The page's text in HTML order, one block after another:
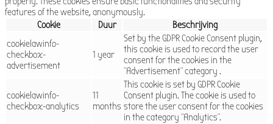
features of the website, anonymously.
Cookie
Duur
Beschrijving
cookielawinfo-
checkbox-
advertisement
1 year
Set by the GDPR Cookie Consent plugin,
this cookie is used to record the user
consent for the cookies in the
"Advertisement" category .
cookielawinfo-
checkbox-analytics
11
months
This cookie is set by GDPR Cookie
Consent plugin. The cookie is used to
store the user consent for the cookies
in the category "Analytics".